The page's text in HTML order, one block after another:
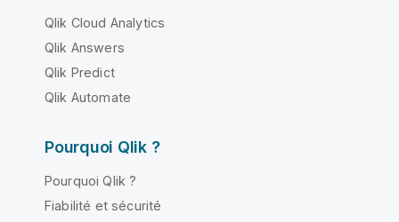
Qlik Cloud Analytics
Qlik Answers
Qlik Predict
Qlik Automate
Pourquoi Qlik ?
Pourquoi Qlik ?
Fiabilité et sécurité